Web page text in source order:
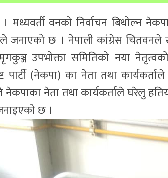
मध्यवर्ती वनको निर्वाचन बिथोल्न
जनाएको छ । नेपाली कांग्रेस चितवनले
उपभोक्ता समितिको नया
पार्टी (नेकपा) का नेता तथा
नेकपाका नेता तथा कार्यकर्ताले घरेलु
छ ।